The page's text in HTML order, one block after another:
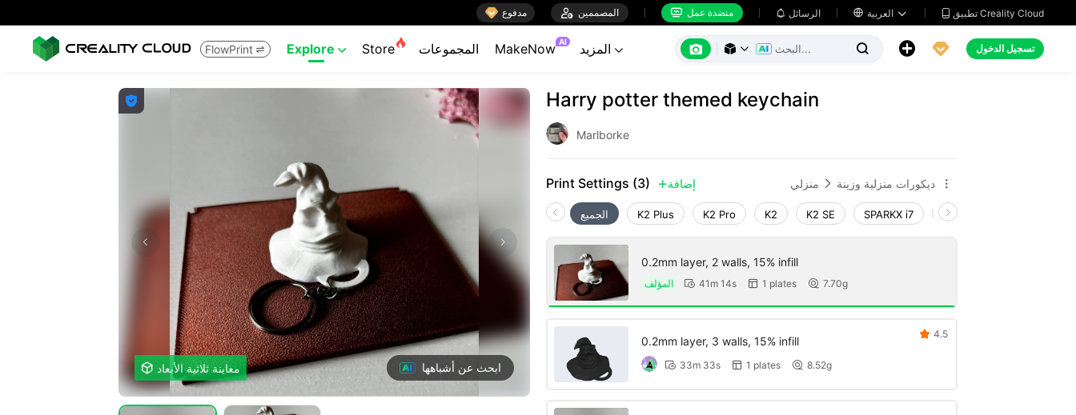
 مدفوع  المصممين  منضدة عمل  الرسائل    تطبيق Creality Cloud
FlowPrint  Explore  Store المجموعات MakeNow AI
       تسجيل الدخول

 معاينة ثلاثية الأبعاد ابحث عن أشباهها
Harry potter themed keychain
Marlborke
Print Settings (3)  إضافة منزلي  ديكورات منزلية وزينة 
الجميع K2 Plus K2 Pro K2 K2 SE SPARKX i7 Creality Hi
0.2mm layer, 2 walls, 15% infill
المؤلف  41m 14s  1 plates  7.70g
0.2mm layer, 3 walls, 15% infill
 33m 33s  1 plates  8.52g
 4.5